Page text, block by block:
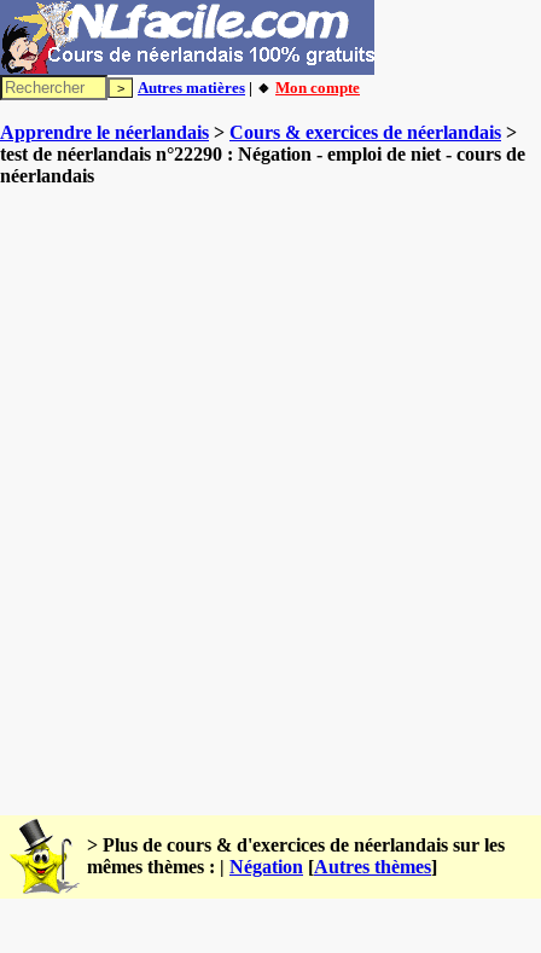
Autres matières | 🔸 Mon compte
Apprendre le néerlandais > Cours & exercices de néerlandais >
test de néerlandais n°22290 : Négation - emploi de niet - cours de
néerlandais
> Plus de cours & d'exercices de néerlandais sur les
mêmes thèmes : | Négation [Autres thèmes]